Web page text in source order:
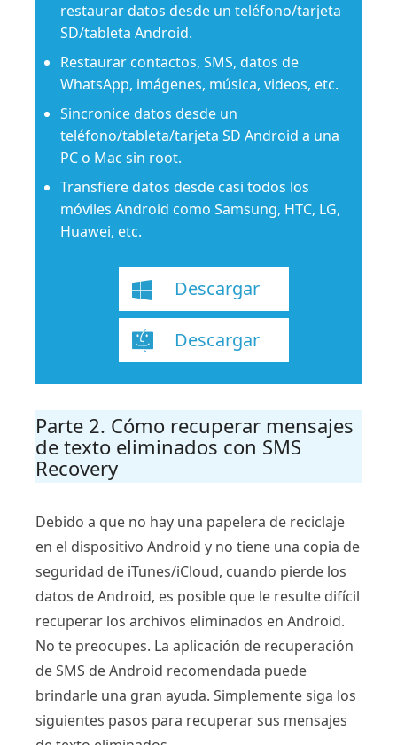
restaurar datos desde un teléfono/tarjeta
SD/tableta Android.
Restaurar contactos, SMS, datos de
WhatsApp, imágenes, música, videos, etc.
Sincronice datos desde un
teléfono/tableta/tarjeta SD Android a una
PC o Mac sin root.
Transfiere datos desde casi todos los
móviles Android como Samsung, HTC, LG,
Huawei, etc.
Descargar
Descargar
Parte 2. Cómo recuperar mensajes
de texto eliminados con SMS
Recovery
Debido a que no hay una papelera de reciclaje
en el dispositivo Android y no tiene una copia de
seguridad de iTunes/iCloud, cuando pierde los
datos de Android, es posible que le resulte difícil
recuperar los archivos eliminados en Android.
No te preocupes. La aplicación de recuperación
de SMS de Android recomendada puede
brindarle una gran ayuda. Simplemente siga los
siguientes pasos para recuperar sus mensajes